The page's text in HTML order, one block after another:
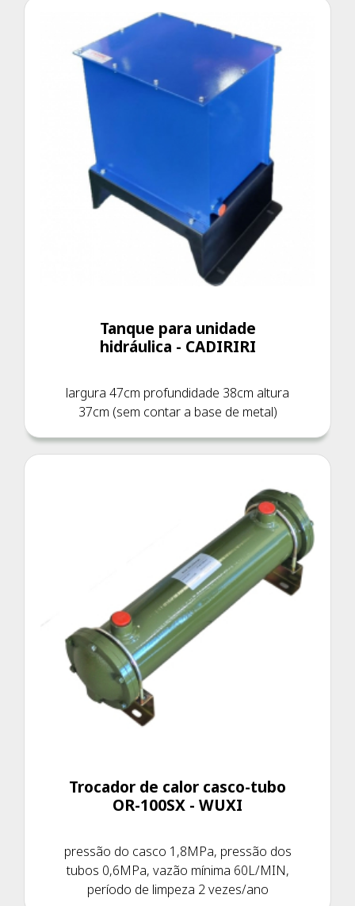
Tanque para unidade
hidráulica - CADIRIRI
largura 47cm profundidade 38cm altura
37cm (sem contar a base de metal)
Trocador de calor casco-tubo
OR-100SX - WUXI
pressão do casco 1,8MPa, pressão dos
tubos 0,6MPa, vazão mínima 60L/MIN,
período de limpeza 2 vezes/ano